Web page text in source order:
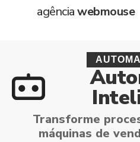
agênciawebmouse
Transforme
máquinas de